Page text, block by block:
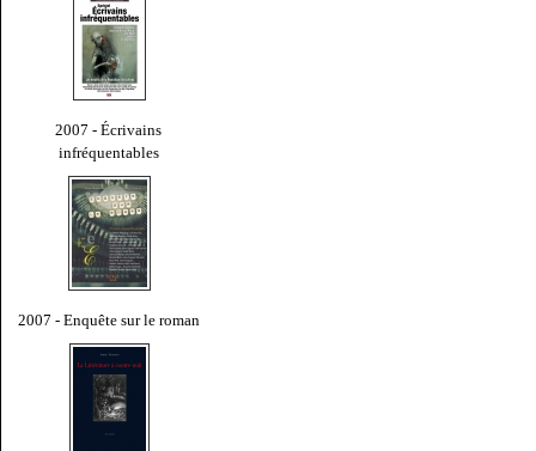
2007 - Écrivains
infréquentables
2007 - Enquête sur le roman